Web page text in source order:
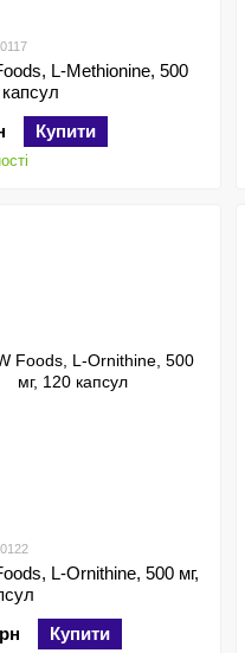
L-Methionine, 500
Купити
L-Ornithine, 500 мг,
Купити